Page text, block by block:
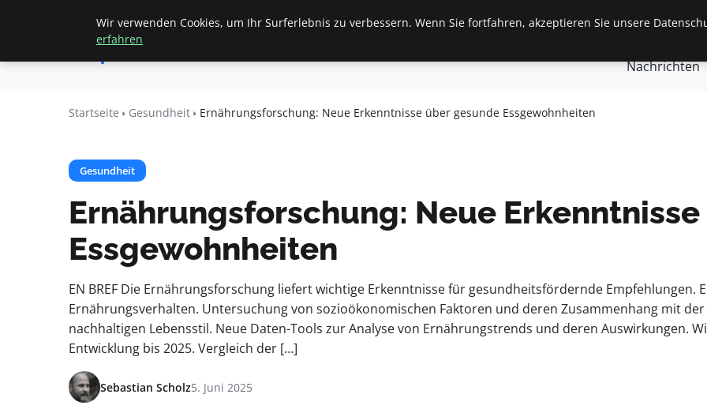
Apemania
Startseite Allgemein Finanzen & Immobilien Frauen / Mode
Nachrichten
Startseite Gesundheit Ernährungsforschung: Neue Erkenntnisse über gesunde Essgewohnheiten
Gesundheit
Ernährungsforschung: Neue
Essgewohnheiten
EN BREF Die Ernährungsforschung liefert wichtige Erkenntnisse für gesundheitsfördernde
Ernährungsverhalten. Untersuchung von sozioökonomischen Faktoren und deren Zusammenhang mit
nachhaltigen Lebensstil. Neue Daten-Tools zur Analyse von Ernährungstrends und deren Auswirkungen.
Entwicklung bis 2025. Vergleich der […]
Sebastian Scholz5. Juni 2025
Wir verwenden Cookies, um Ihr Surferlebnis zu verbessern. Wenn Sie fortfahren, akzeptieren Sie unsere
erfahren